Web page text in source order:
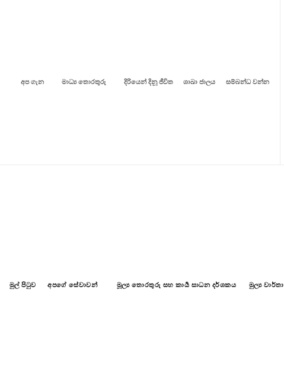
මුල් පිටුව අපගේ සේවාවන් මූල්‍ය තොරතුරු සහ කාර්‍ය සාධන දර්ශකය මුල්‍ය වාර්තා
අප ගැන මාධ්‍ය තොරතුරු දිරියෙන් දිනූ ජීවිත ශාඛා ජාලය සම්බන්ධ වන්න